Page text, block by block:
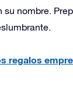
su nombre.
regalos